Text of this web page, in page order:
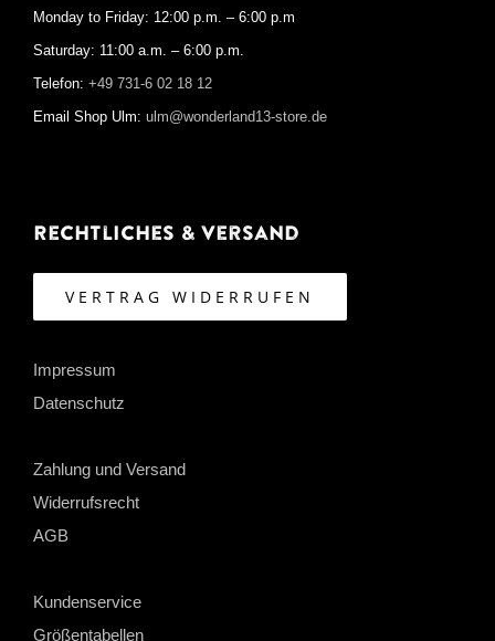
Monday to Friday: 12:00 p.m. – 6:00 p.m
Saturday: 11:00 a.m. – 6:00 p.m.
Telefon: +49 731-6 02 18 12
Email Shop Ulm: ulm@wonderland13-store.de
Rechtliches & Versand
VERTRAG WIDERRUFEN
Impressum
Datenschutz
Zahlung und Versand
Widerrufsrecht
AGB
Kundenservice
Größentabellen